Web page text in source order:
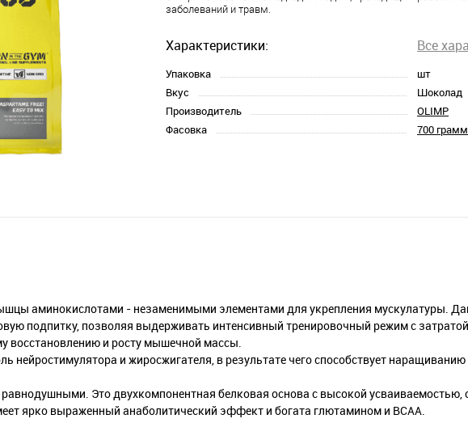
заболеваний и травм.
Характеристики: Все
Упаковка
шт
Вкус
Шоколад
Производитель
OLIMP
Фасовка
700 грамм
аминокислотами - незаменимыми элементами для укрепления мускулатуры.
подпитку, позволяя выдерживать интенсивный тренировочный режим с
восстановлению и росту мышечной массы.
и жиросжигателя, в результате чего способствует
Это двухкомпонентная белковая основа с высокой усваиваемостью,
ярко выраженный анаболитический эффект и богата глютамином и BCAA.